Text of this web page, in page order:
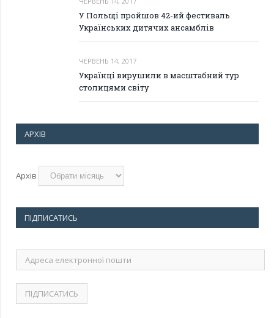
У Польщі пройшов 42-ий фестиваль
Українських дитячих ансамблів
ЧЕРВЕНЬ 14, 2017
Українці вирушили в масштабний тур
столицями світу
АРХІВ
Архів
ПІДПИСАТИСЬ
Адреса
електронної